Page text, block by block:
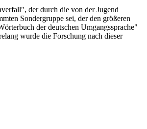
der durch die von der Jugend
Sondergruppe sei, der den größeren
der deutschen Umgangssprache"
wurde die Forschung nach dieser